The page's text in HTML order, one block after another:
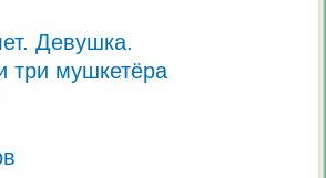
Девушка.
три мушкетёра